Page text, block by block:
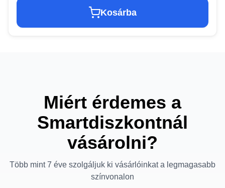
Kosárba
Miért érdemes a
Smartdiszkontnál
vásárolni?
Több mint 7 éve szolgáljuk ki vásárlóinkat a legmagasabb
színvonalon